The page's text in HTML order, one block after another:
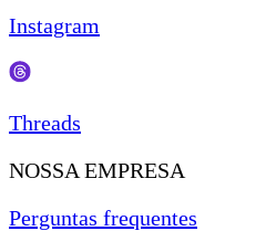
Instagram
Threads
NOSSA EMPRESA
Perguntas frequentes